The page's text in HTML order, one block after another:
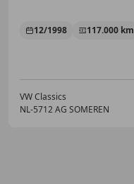
12/1998 117.000 km
VW Classics
NL-5712 AG SOMEREN